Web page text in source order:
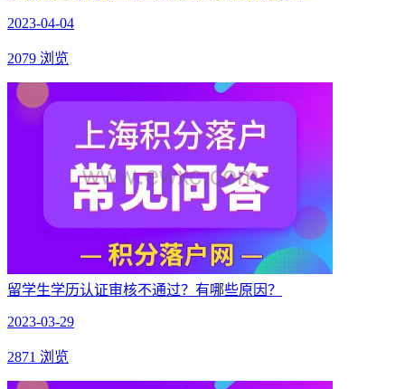
2023-04-04
2079 浏览
留学生学历认证审核不通过？有哪些原因？
2023-03-29
2871 浏览